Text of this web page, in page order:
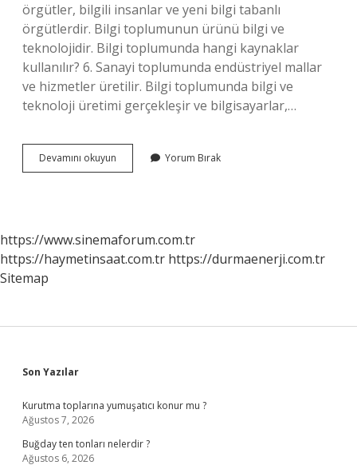
örgütler, bilgili insanlar ve yeni bilgi tabanlı
örgütlerdir. Bilgi toplumunun ürünü bilgi ve
teknolojidir. Bilgi toplumunda hangi kaynaklar
kullanılır? 6. Sanayi toplumunda endüstriyel mallar
ve hizmetler üretilir. Bilgi toplumunda bilgi ve
teknoloji üretimi gerçekleşir ve bilgisayarlar,…
Devamını okuyun
Toplumundaki
Yorum Bırak
https://www.sinemaforum.com.tr
https://haymetinsaat.com.tr https://durmaenerji.com.tr
Sitemap
Sidebar
Son Yazılar
Kurutma toplarına yumuşatıcı konur mu ?
Ağustos 7, 2026
Buğday ten tonları nelerdir ?
Ağustos 6, 2026